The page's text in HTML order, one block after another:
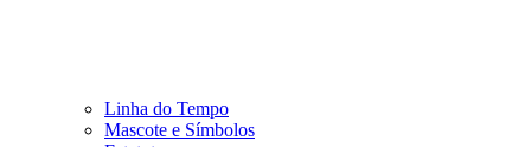
Linha do Tempo
Mascote e Símbolos